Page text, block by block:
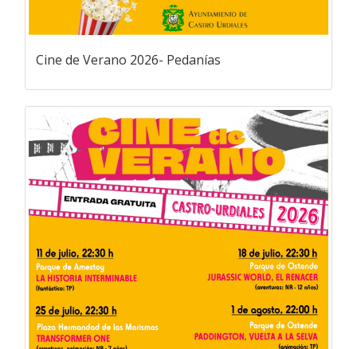
Cine de Verano 2026- Pedanías